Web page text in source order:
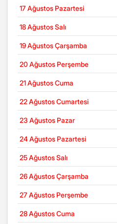
17 Ağustos Pazartesi
18 Ağustos Salı
19 Ağustos Çarşamba
20 Ağustos Perşembe
21 Ağustos Cuma
22 Ağustos Cumartesi
23 Ağustos Pazar
24 Ağustos Pazartesi
25 Ağustos Salı
26 Ağustos Çarşamba
27 Ağustos Perşembe
28 Ağustos Cuma